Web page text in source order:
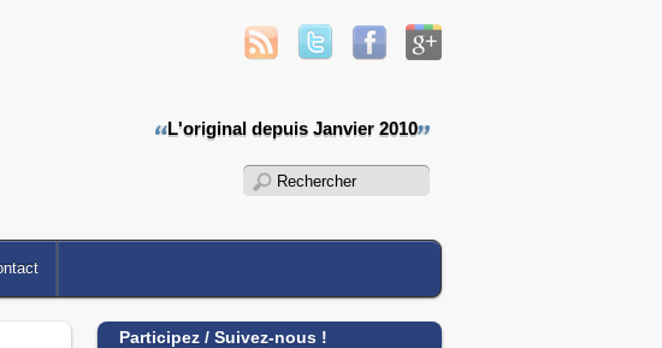
L'original depuis Janvier 2010
Participez / Suivez-nous !